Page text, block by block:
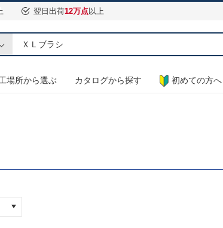
翌日出荷12万点以上
場所から選ぶ カタログから探す 初めての方へ